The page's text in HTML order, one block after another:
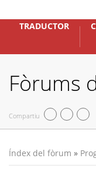
TRADUCTOR
Fòrums
Compartiu
Índex del fòrum »